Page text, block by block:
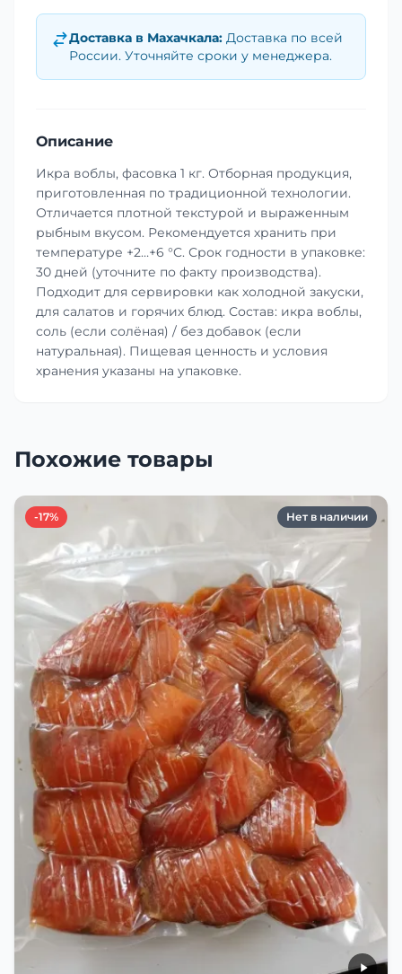
Доставка в Махачкала: Доставка по всей
России. Уточняйте сроки у менеджера.
Описание
Икра воблы, фасовка 1 кг. Отборная продукция,
приготовленная по традиционной технологии.
Отличается плотной текстурой и выраженным
рыбным вкусом. Рекомендуется хранить при
температуре +2…+6 °C. Срок годности в упаковке:
30 дней (уточните по факту производства).
Подходит для сервировки как холодной закуски,
для салатов и горячих блюд. Состав: икра воблы,
соль (если солёная) / без добавок (если
натуральная). Пищевая ценность и условия
хранения указаны на упаковке.
Похожие товары
-17% Нет в наличии